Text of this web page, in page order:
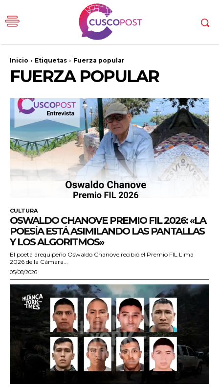
Inicio Etiquetas Fuerza popular
FUERZA POPULAR
CULTURA
OSWALDO CHANOVE PREMIO FIL 2026: «LA
POESÍA ESTÁ ASIMILANDO LAS PANTALLAS
Y LOS ALGORITMOS»
El poeta arequipeño Oswaldo Chanove recibió el Premio FIL Lima
2026 de la Cámara...
05/08/2026